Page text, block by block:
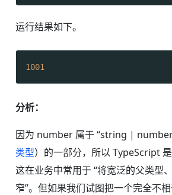
运行结果如下。
1001
分析：
因为 number 属于 “string |
类型）的一部分，所以 TypeScript 是
这在业务中常用于 “将宽泛的父类型
窄”。但如果我们试图把一个完全不